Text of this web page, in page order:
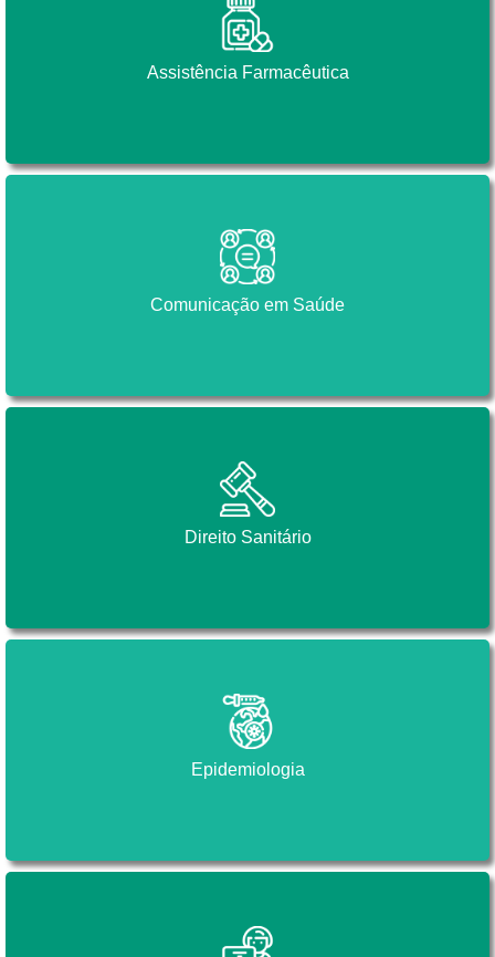
Assistência Farmacêutica
Assistência Farmacêutica
Comunicação em Saúde
Comunicação em Saúde
Direito Sanitário
Direito Sanitário
Epidemiologia
Epidemiologia